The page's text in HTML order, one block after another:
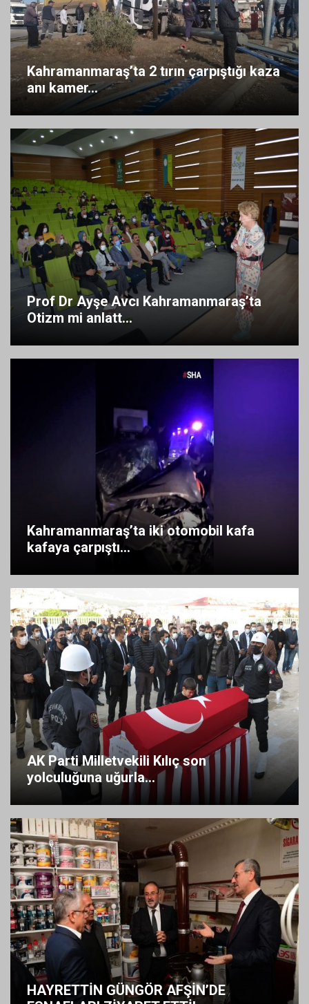
Kahramanmaraş’ta 2 tırın çarpıştığı kaza
anı kamer...
Prof Dr Ayşe Avcı Kahramanmaraş’ta
Otizm mi anlatt...
Kahramanmaraş’ta iki otomobil kafa
kafaya çarpıştı...
AK Parti Milletvekili Kılıç son
yolculuğuna uğurla...
HAYRETTİN GÜNGÖR AFŞİN’DE